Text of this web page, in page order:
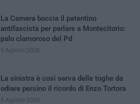
La Camera boccia il patentino
antifascista per parlare a Montecitorio:
palo clamoroso del Pd
5 Agosto 2026
La sinistra è così serva delle toghe da
odiare persino il ricordo di Enzo Tortora
5 Agosto 2026